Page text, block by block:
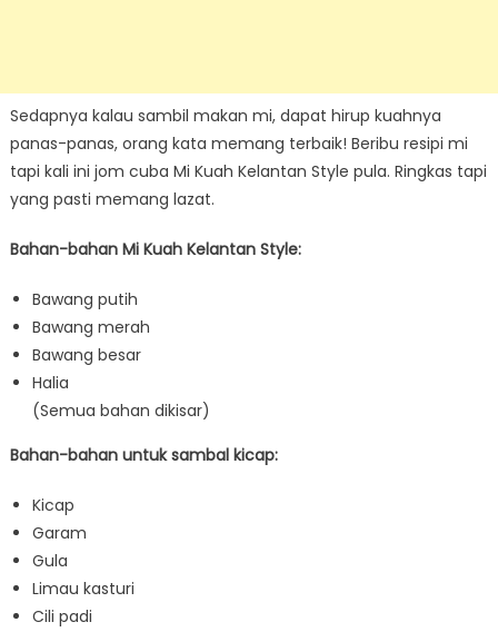
Sedapnya kalau sambil makan mi, dapat hirup kuahnya
panas-panas, orang kata memang terbaik! Beribu resipi mi
tapi kali ini jom cuba Mi Kuah Kelantan Style pula. Ringkas tapi
yang pasti memang lazat.
Bahan-bahan Mi Kuah Kelantan Style:
Bawang putih
Bawang merah
Bawang besar
Halia
(Semua bahan dikisar)
Bahan-bahan untuk sambal kicap:
Kicap
Garam
Gula
Limau kasturi
Cili padi